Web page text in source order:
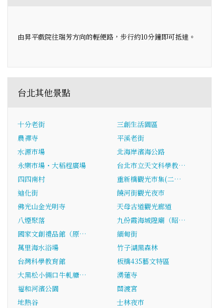
由昇平戲院往瑞芳方向的輕便路，步行約10分鐘即可抵達。
台北其他景點
十分老街
三創生活園區
農禪寺
平溪老街
水源市場
北海岸濱海公路
永樂市場・大稻程廣場
台北市立天文科學教…
四四南村
重新橋觀光市集(二…
迪化街
饒河街觀光夜市
佛光山金光明寺
天母古道觀光廊道
八煙聚落
九份霞海城隍廟（昭…
國家文創禮品館（原…
緬甸街
萬里海水浴場
竹子湖黑森林
台灣科學教育館
板橋435藝文特區
大黑松小倆口牛軋糖…
湧蓮寺
福和河濱公園
關渡宮
地熱谷
士林夜市